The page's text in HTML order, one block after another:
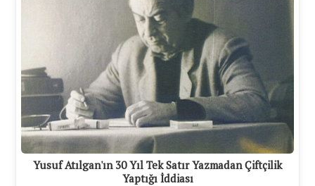
Yusuf Atılgan'ın 30 Yıl Tek Satır Yazmadan Çiftçilik
Yaptığı İddiası